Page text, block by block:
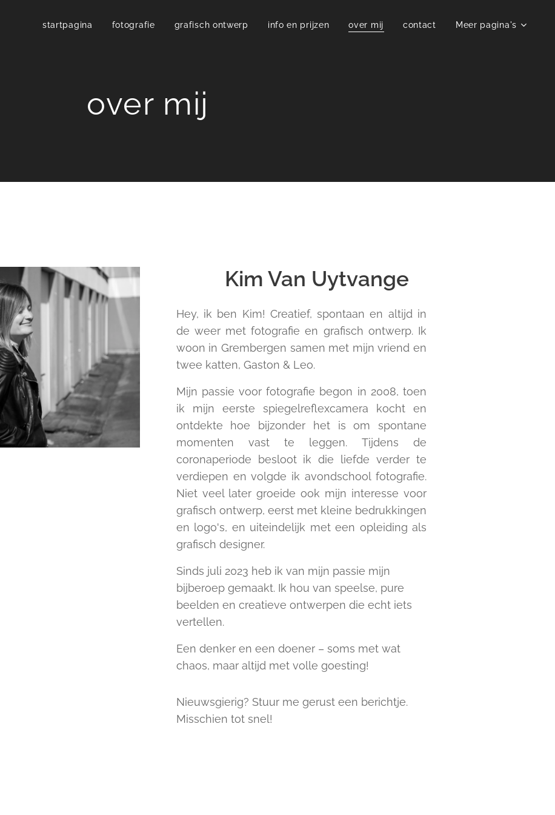
startpagina fotografie grafisch ontwerp info en prijzen over mij contact Meer pagina's
over mij
Kim Van Uytvange
Hey, ik ben Kim! Creatief, spontaan en altijd in
de weer met fotografie en grafisch ontwerp. Ik
woon in Grembergen samen met mijn vriend en
twee katten, Gaston & Leo.
Mijn passie voor fotografie begon in 2008, toen
ik mijn eerste spiegelreflexcamera kocht en
ontdekte hoe bijzonder het is om spontane
momenten vast te leggen. Tijdens de
coronaperiode besloot ik die liefde verder te
verdiepen en volgde ik avondschool fotografie.
Niet veel later groeide ook mijn interesse voor
grafisch ontwerp, eerst met kleine bedrukkingen
en logo's, en uiteindelijk met een opleiding als
grafisch designer.
Sinds juli 2023 heb ik van mijn passie mijn
bijberoep gemaakt. Ik hou van speelse, pure
beelden en creatieve ontwerpen die echt iets
vertellen.
Een denker en een doener – soms met wat
chaos, maar altijd met volle goesting!
Nieuwsgierig? Stuur me gerust een berichtje.
Misschien tot snel!